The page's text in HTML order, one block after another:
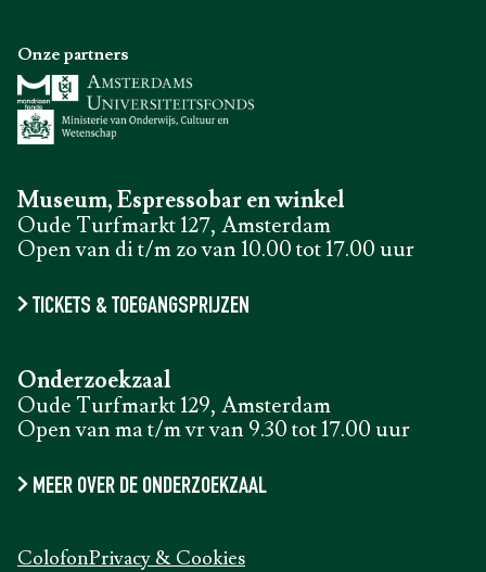
ColofonPrivacy & Cookies
Museum, Espressobar en winkel
Oude Turfmarkt 127, Amsterdam
Open van di t/m zo van 10.00 tot 17.00 uur
TICKETS & TOEGANGSPRIJZEN
Onderzoekzaal
Oude Turfmarkt 129, Amsterdam
Open van ma t/m vr van 9.30 tot 17.00 uur
MEER OVER DE ONDERZOEKZAAL
Onze partners